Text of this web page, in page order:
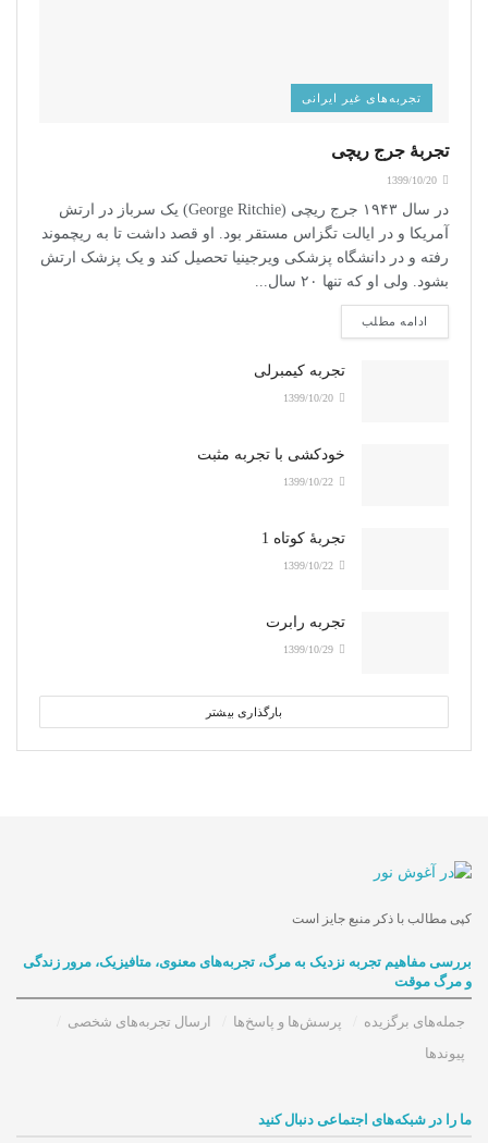
تجربه‌های غیر ایرانی
تجربۀ جرج ریچی
در سال ۱۹۴۳ جرج ریچی (George Ritchie) یک سرباز در ارتش
آمریکا و در ایالت تگزاس مستقر بود. او قصد داشت تا به ریچموند
رفته و در دانشگاه پزشکی ویرجینیا تحصیل کند و یک پزشک ارتش
بشود. ولی او که تنها ۲۰ سال...
ادامه مطلب
تجربه کیمبرلی
خودکشی با تجربه مثبت
تجربۀ کوتاه 1
تجربه رابرت
بارگذاری بیشتر
کپی مطالب با ذکر منبع جایز است
بررسی مفاهیم تجربه‌ نزدیک به مرگ، تجربه‌های معنوی، متافیزیک، مرور زندگی
و مرگ موقت
جمله‌های برگزیده پرسش‌ها و پاسخ‌ها
ارسال تجربه‌های شخصی
پیوندها
ما را در شبکه‌های اجتماعی دنبال کنید